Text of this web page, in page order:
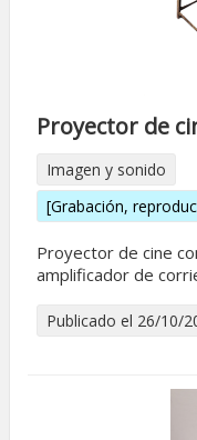
Proyector de
Imagen y sonido
[Grabación,
Proyector de cine
amplificador de
Publicado el 26/10/